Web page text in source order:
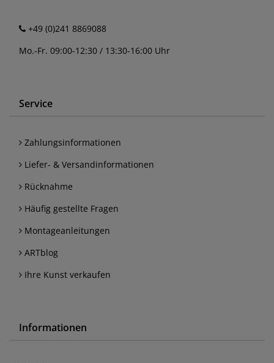
+49 (0)241 8869088
Mo.-Fr. 09:00-12:30 / 13:30-16:00 Uhr
Service
Zahlungsinformationen
Liefer- & Versandinformationen
Rücknahme
Häufig gestellte Fragen
Montageanleitungen
ARTblog
Ihre Kunst verkaufen
Informationen